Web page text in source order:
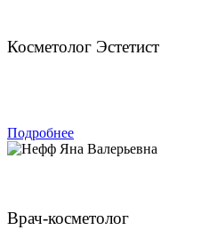
Косметолог Эстетист
Подробнее
Врач-косметолог